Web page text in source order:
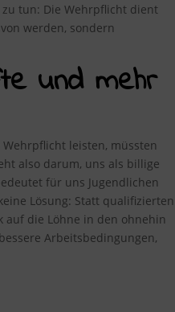
tun: Die Wehrpflicht dient
werden, sondern
und mehr
leisten, müssten
also darum, uns als billige
für uns Jugendlichen
Lösung: Statt qualifizierten
auf die Löhne in den ohnehin
Arbeitsbedingungen,